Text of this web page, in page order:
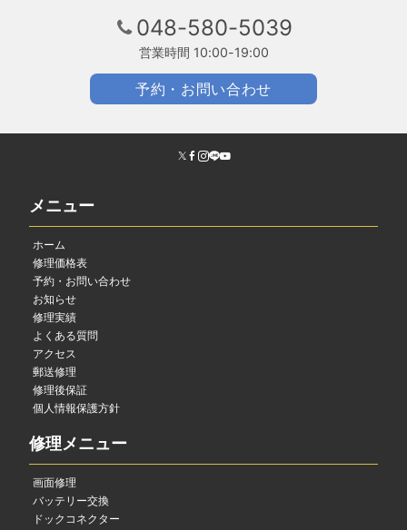
048-580-5039
営業時間 10:00-19:00
予約・お問い合わせ
メニュー
ホーム
修理価格表
予約・お問い合わせ
お知らせ
修理実績
よくある質問
アクセス
郵送修理
修理後保証
個人情報保護方針
修理メニュー
画面修理
バッテリー交換
ドックコネクター